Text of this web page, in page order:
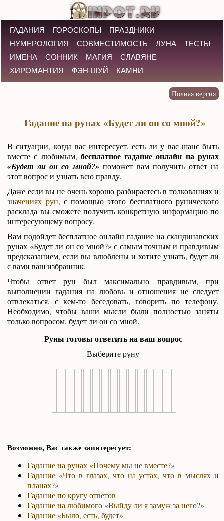
ГАДАНИЯ ГОРОСКОПЫ
ПРАЗДНИКИ
НУМЕРОЛОГИЯ
СОВМЕСТИМОСТЬ ЛУНА
ТЕСТЫ
ИМЕНА
СОННИК МАГИЯ
СЛАВЯНЕ
ХИРОМАНТИЯ
ФЭН-ШУЙ КАМНИ
Гадание на рунах «Будет ли он со мной?»
В ситуации, когда вас интересует, есть ли у вас шанс быть
вместе с любимым, бесплатное гадание онлайн на рунах
«Будет ли он со мной?»поможет вам получить ответ на
этот вопрос и узнать всю правду.
Даже если вы не очень хорошо разбираетесь в толкованиях и
значениях рун, с помощью этого бесплатного рунического
расклада вы сможете получить конкретную информацию по
интересующему вопросу.
Вам подойдет бесплатное онлайн гадание на скандинавских
рунах «Будет ли он со мной?» с самым точным и правдивым
предсказанием, если вы влюблены и хотите узнать, будет ли
с вами ваш избранник.
Чтобы ответ рун был максимально правдивым, при
выполнении гадания на любовь и отношения не следует
отвлекаться, с кем-то беседовать, говорить по телефону.
Необходимо, чтобы ваши мысли были полностью заняты
только вопросом, будет ли он со мной.
Руны готовы ответить на ваш вопрос
Выберите руну
Возможно, Вас также заинтересует:
Гадание на рунах «Почему мы не вместе?»
Гадание «Что в глазах, что на устах, что в мыслях и
планах?»
Гадание по кругу ответов
Гадание на любимого «Выйду ли я замуж за него?»
Гадание «Было, есть, будет»